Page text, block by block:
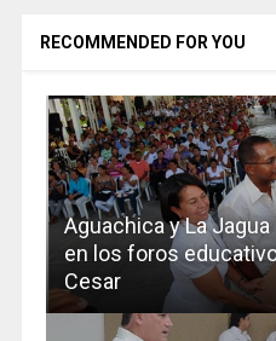
RECOMMENDED FOR YOU
Aguachica y La
en los foros
Cesar